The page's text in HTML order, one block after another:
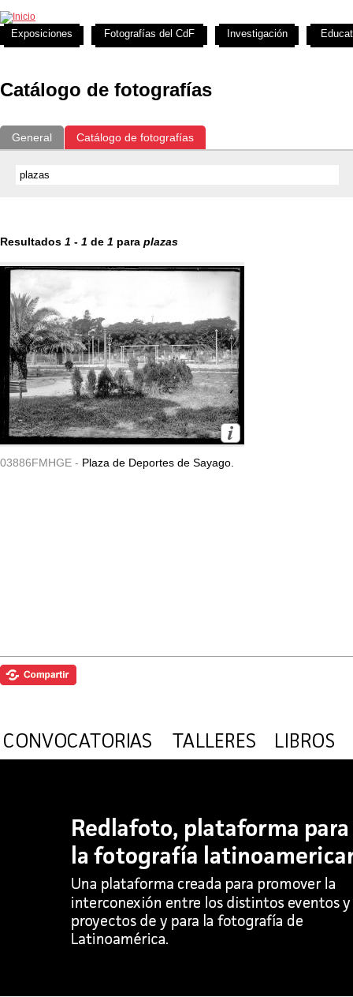
Catálogo de fotografías
General Catálogo de fotografías
Resultados 1 - 1 de 1 para plazas
03886FMHGE - Plaza de Deportes de Sayago.
Exposiciones Fotografías del CdF Investigación